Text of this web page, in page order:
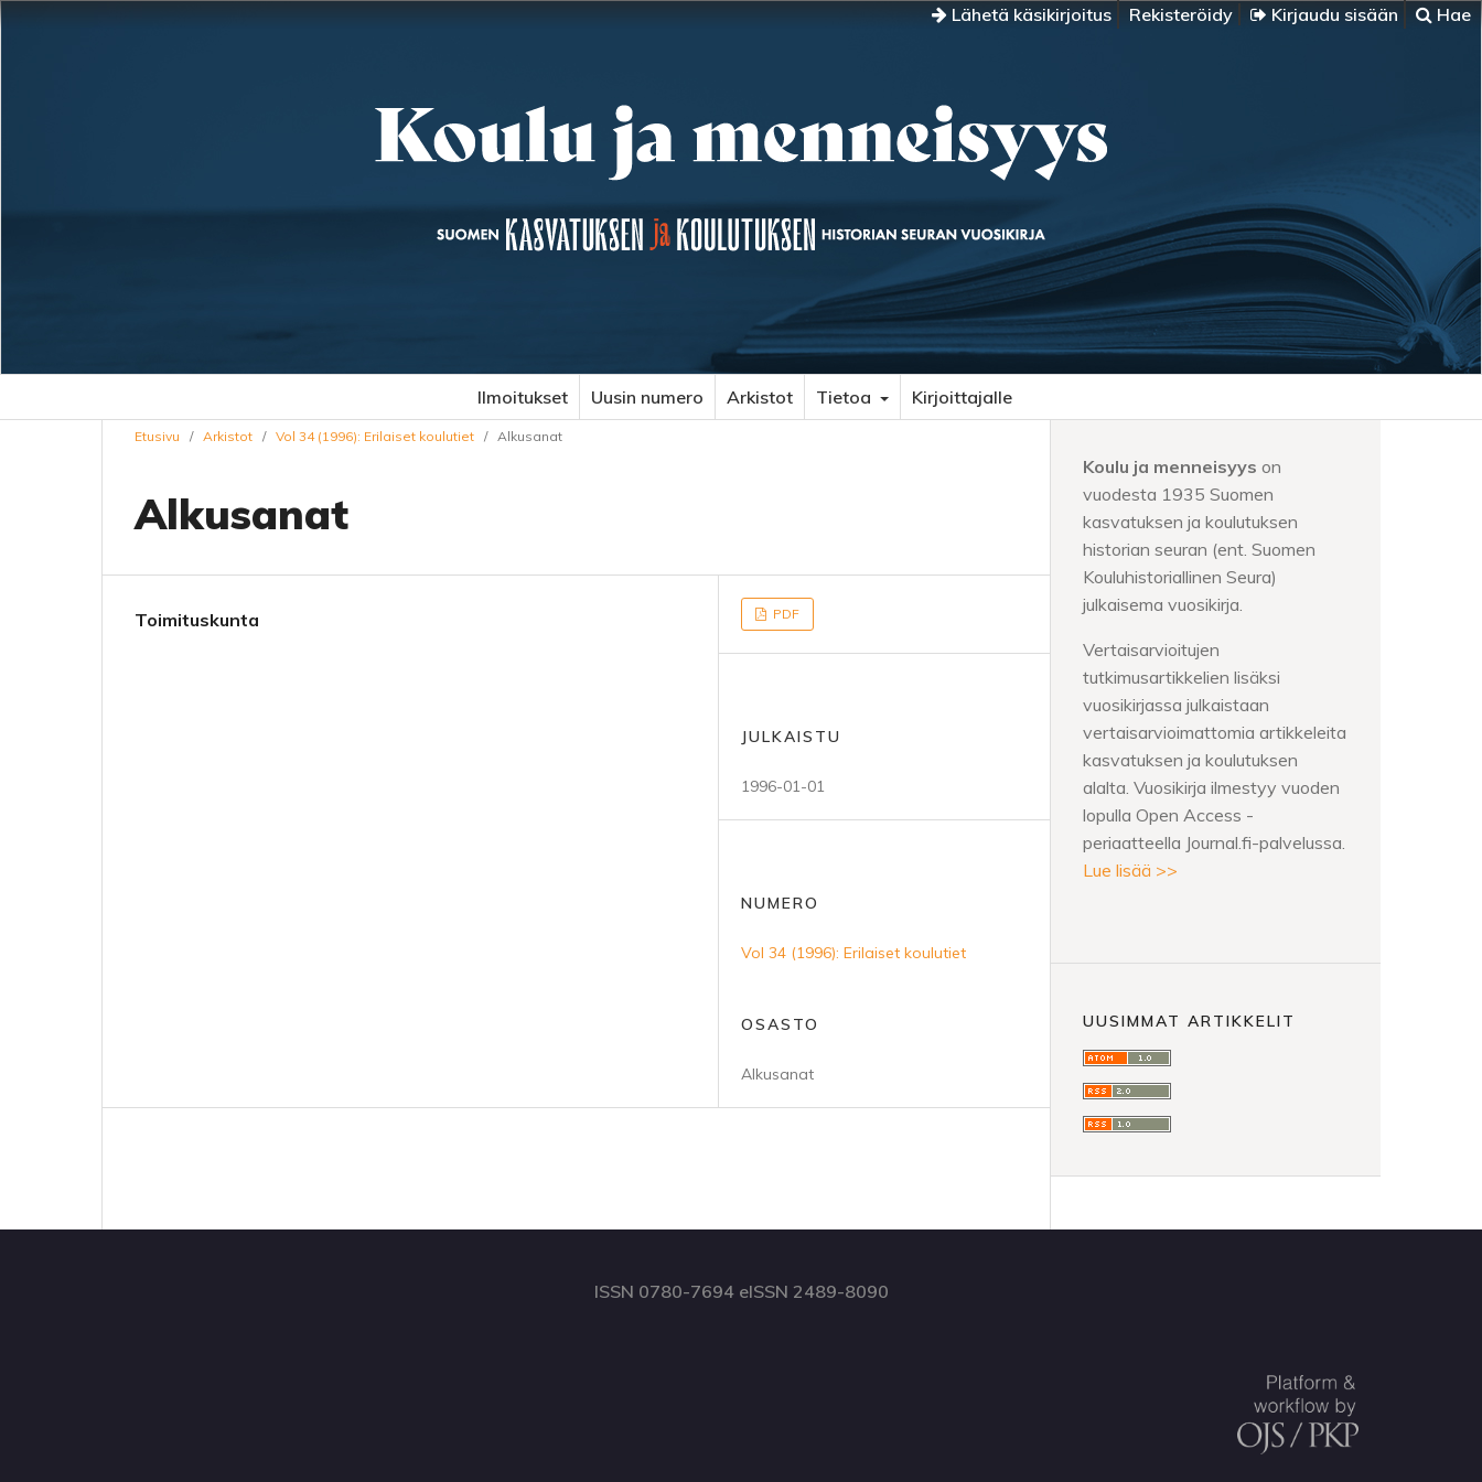
Lähetä käsikirjoitus Rekisteröidy Kirjaudu sisään Hae
Ilmoitukset Uusin numero Arkistot Tietoa Kirjoittajalle
Etusivu / Arkistot / Vol 34 (1996): Erilaiset koulutiet / Alkusanat
Alkusanat
Toimituskunta PDF
JULKAISTU
1996-01-01
NUMERO
Vol 34 (1996): Erilaiset koulutiet
OSASTO
Alkusanat
Koulu ja menneisyys on
vuodesta 1935 Suomen
kasvatuksen ja koulutuksen
historian seuran (ent. Suomen
Kouluhistoriallinen Seura)
julkaisema vuosikirja.
Vertaisarvioitujen
tutkimusartikkelien lisäksi
vuosikirjassa julkaistaan
vertaisarvioimattomia artikkeleita
kasvatuksen ja koulutuksen
alalta. Vuosikirja ilmestyy vuoden
lopulla Open Access -
periaatteella Journal.fi-palvelussa.
Lue lisää >>
UUSIMMAT ARTIKKELIT
ISSN 0780-7694 eISSN 2489-8090